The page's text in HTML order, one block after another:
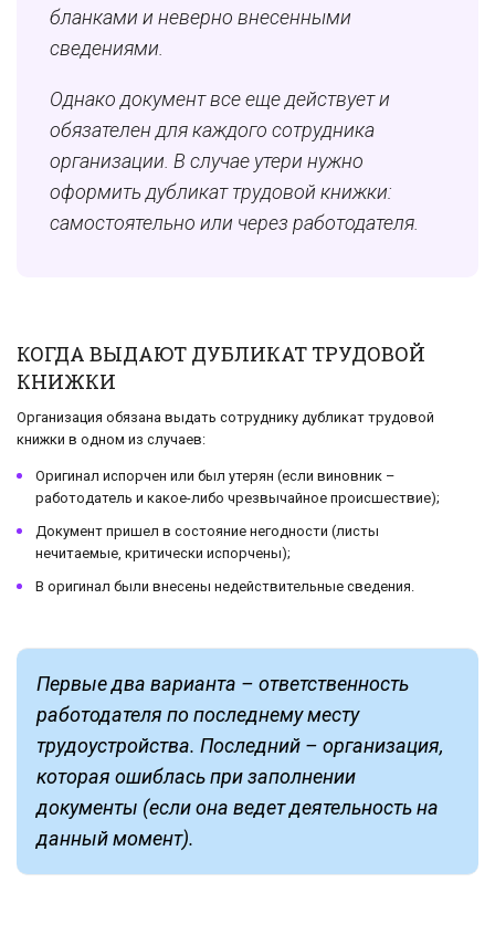
бланками и неверно внесенными
сведениями.
Однако документ все еще действует и
обязателен для каждого сотрудника
организации. В случае утери нужно
оформить дубликат трудовой книжки:
самостоятельно или через работодателя.
КОГДА ВЫДАЮТ ДУБЛИКАТ ТРУДОВОЙ
КНИЖКИ
Организация обязана выдать сотруднику дубликат трудовой
книжки в одном из случаев:
Оригинал испорчен или был утерян (если виновник –
работодатель и какое-либо чрезвычайное происшествие);
Документ пришел в состояние негодности (листы
нечитаемые, критически испорчены);
В оригинал были внесены недействительные сведения.
Первые два варианта – ответственность
работодателя по последнему месту
трудоустройства. Последний – организация,
которая ошиблась при заполнении
документы (если она ведет деятельность на
данный момент).